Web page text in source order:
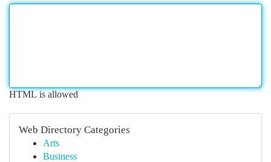
HTML is allowed
Web Directory Categories
Arts
Business